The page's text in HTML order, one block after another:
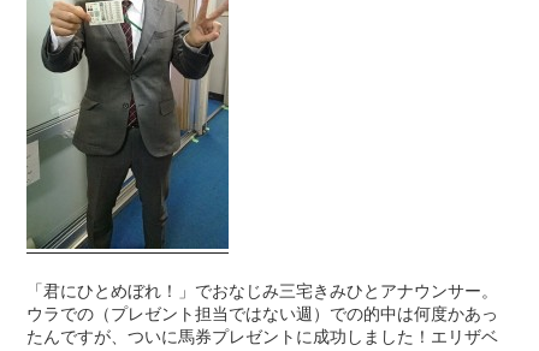
「君にひとめぼれ！」でおなじみ三宅きみひとアナウンサー。
ウラでの（プレゼント担当ではない週）での的中は何度かあっ
たんですが、ついに馬券プレゼントに成功しました！エリザベ